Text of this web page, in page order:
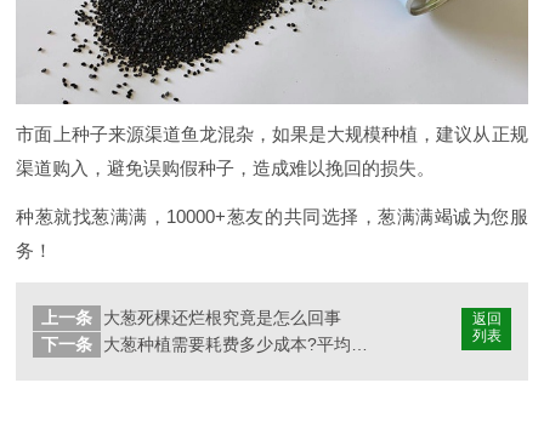
市面上种子来源渠道鱼龙混杂，如果是大规模种植，建议从正规
渠道购入，避免误购假种子，造成难以挽回的损失。
种葱就找葱满满，10000+葱友的共同选择，葱满满竭诚为您服
务！
返回
列表
上一条
大葱死棵还烂根究竟是怎么回事
下一条